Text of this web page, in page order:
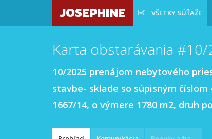
JOSEPHINE VŠETKY SÚŤAŽE
Karta obstarávania #10/
10/2025 prenájom nebytového
stavbe- sklade so súpisným číslom
1667/14, o výmere 1780 m2, druh